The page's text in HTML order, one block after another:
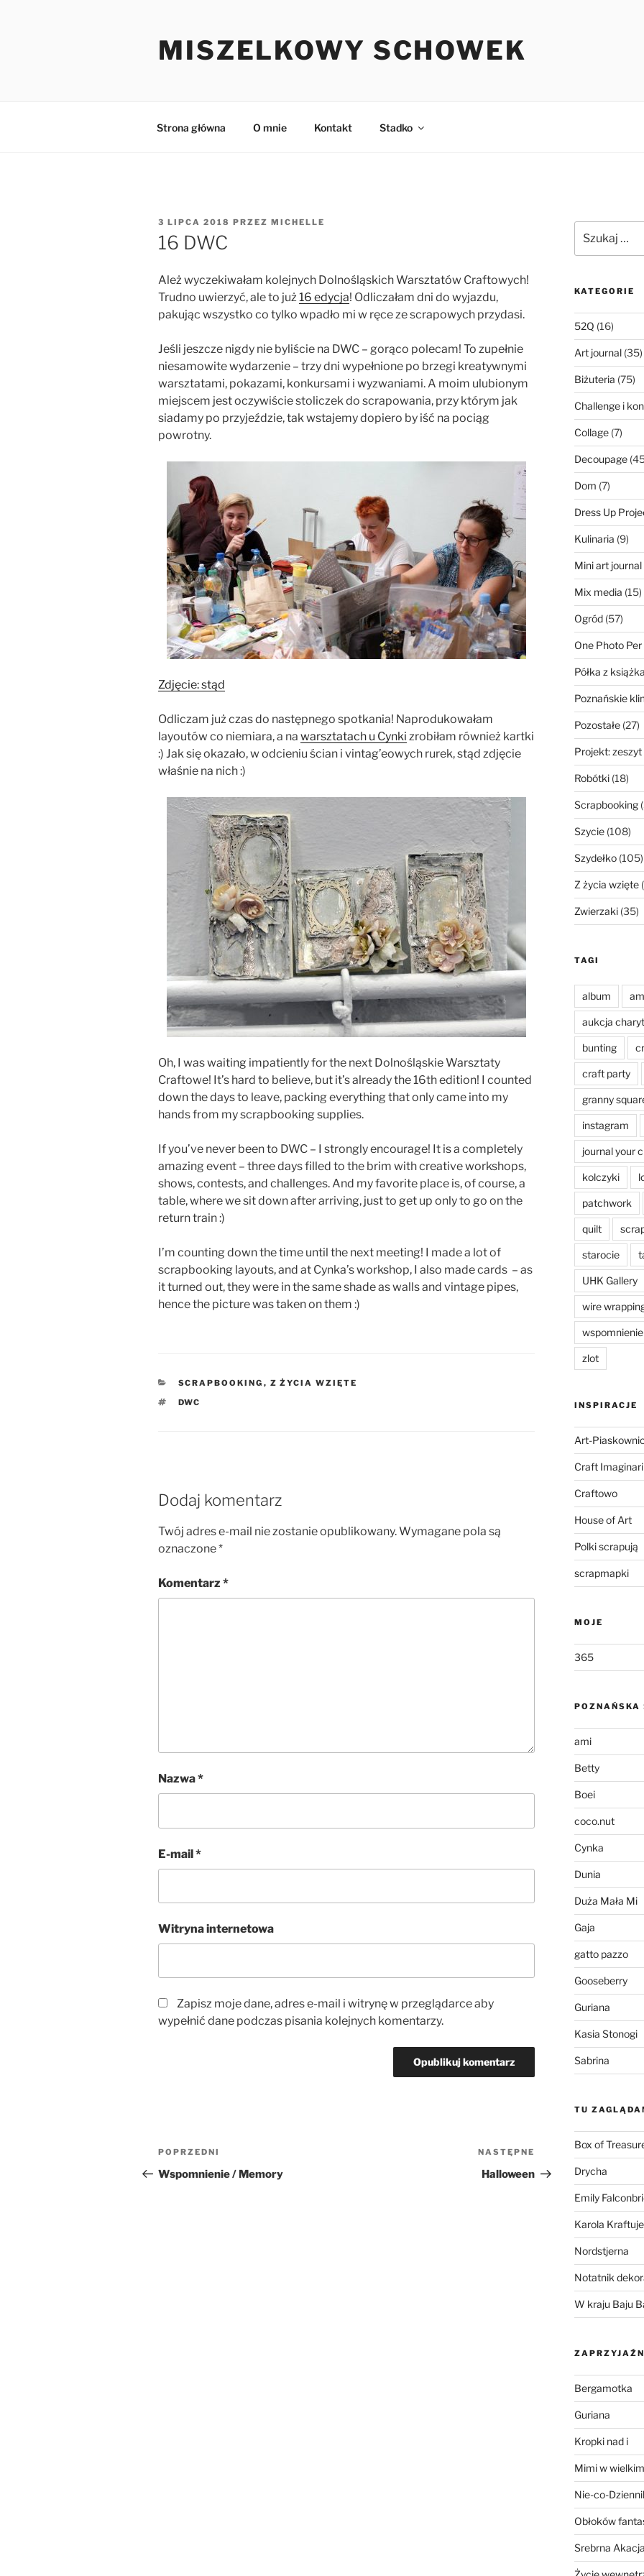
MISZELKOWY SCHOWEK
Strona główna O mnie Kontakt Stadko
OPUBLIKOWANE
W
3 LIPCA 2018 PRZEZ MICHELLE
16 DWC
Ależ wyczekiwałam kolejnych Dolnośląskich Warsztatów Craftowych!
Trudno uwierzyć, ale to już16 edycja! Odliczałam dni do wyjazdu,
pakując wszystko co tylko wpadło mi w ręce ze scrapowych przydasi.
Jeśli jeszcze nigdy nie byliście na DWC – gorąco polecam! To zupełnie
niesamowite wydarzenie – trzy dni wypełnione po brzegi kreatywnymi
warsztatami, pokazami, konkursami i wyzwaniami. A moim ulubionym
miejscem jest oczywiście stoliczek do scrapowania, przy którym jak
siadamy po przyjeździe, tak wstajemy dopiero by iść na pociąg
powrotny.
Zdjęcie: stąd
Odliczam już czas do następnego spotkania! Naprodukowałam
layoutów co niemiara, a na warsztatach u Cynki zrobiłam również kartki
:) Jak się okazało, w odcieniu ścian i vintag’eowych rurek, stąd zdjęcie
właśnie na nich :)
Oh, I was waiting impatiently for the next Dolnośląskie Warsztaty
Craftowe! It’s hard to believe, but it’s already the 16th edition! I counted
down the days to leave, packing everything that only came into my
hands from my scrapbooking supplies.
If you’ve never been to DWC – I strongly encourage! It is a completely
amazing event – three days filled to the brim with creative workshops,
shows, contests, and challenges. And my favorite place is, of course, a
table, where we sit down after arriving, just to get up only to go on the
return train :)
I’m counting down the time until the next meeting! I made a lot of
scrapbooking layouts, and at Cynka’s workshop, I also made cards – as
it turned out, they were in the same shade as walls and vintage pipes,
hence the picture was taken on them :)
KATEGORIE
SCRAPBOOKING , Z ŻYCIA WZIĘTE
TAGI
DWC
Dodaj komentarz
Twój adres e-mail nie zostanie opublikowany.Wymagane pola są
oznaczone*
Komentarz *
Nazwa*
E-mail*
Witryna internetowa
Zapisz moje dane, adres e-mail i witrynę w przeglądarce aby
wypełnić dane podczas pisania kolejnych komentarzy.
Nawigacja
wpisu
Poprzedni
wpis
POPRZEDNI
Wspomnienie / Memory
wpis
NASTĘPNE
Halloween
KATEGORIE
52Q (16)
Art journal(35)
Biżuteria (75)
Challenge i
Collage(7)
Decoupage
Dom (7)
Dress Up
Kulinaria (9)
Mini art
Mix media (15)
Ogród(57)
One Photo Per
Półka z
Poznańskie
Pozostałe(27)
Projekt: zeszyt
Robótki(18)
Scrapbooking
Szycie(108)
Szydełko(105)
Z życia wzięte
Zwierzaki(35)
TAGI
album
aukcja
bunting
craft party
granny
instagram
journal your
kolczyki
patchwork
quilt
starocie
UHK Gallery
wire
wspomnienie
zlot
INSPIRACJE
Art-
Craft
Craftowo
House of Art
Polki scrapują
scrapmapki
MOJE
365
POZNAŃSKA
ami
Betty
Boei
coco.nut
Cynka
Dunia
Duża Mała Mi
Gaja
gatto pazzo
Gooseberry
Guriana
Kasia Stonogi
Sabrina
TU
Box of
Drycha
Emily
Karola Kraftuje
Nordstjerna
Notatnik
W kraju Baju
Bergamotka
Guriana
Kropki nad i
Mimi w
Nie-co-
Obłoków
Srebrna Akacja